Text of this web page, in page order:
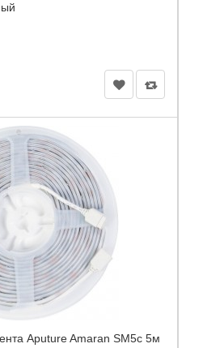
Aputure Amaran SM5c 5м